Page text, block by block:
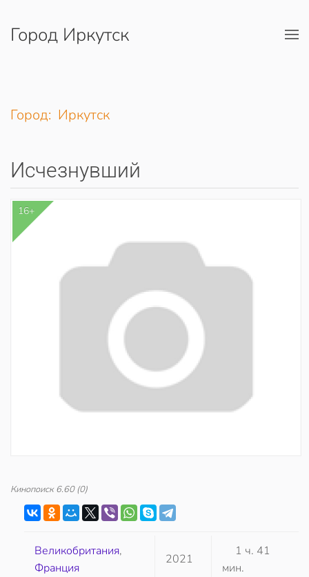
Перейти к содержимому
Город Иркутск
Город: Иркутск
Исчезнувший
16+
Кинопоиск 6.60(0)
Великобритания,
Франция
2021
1 ч. 41
мин.